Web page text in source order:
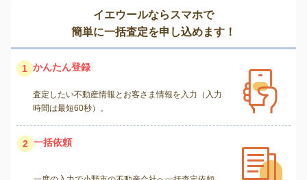
イエウールならスマホで
簡単に一括査定を申し込めます！
1 かんたん登録
査定したい不動産情報とお客さま情報を入力（入力
時間は最短60秒）。
2 一括依頼